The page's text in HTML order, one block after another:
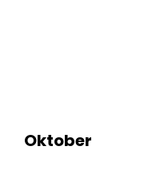
Oktober